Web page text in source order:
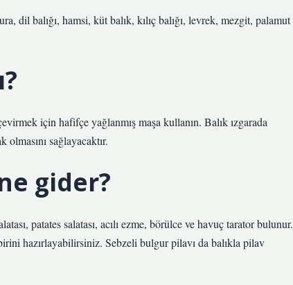
dil balığı, hamsi, küt balık, kılıç balığı, levrek, mezgit, palamut
için hafifçe yağlanmış maşa kullanın. Balık ızgarada
sağlayacaktır.
gider?
patates salatası, acılı ezme, börülce ve havuç tarator bulunur.
hazırlayabilirsiniz. Sebzeli bulgur pilavı da balıkla pilav